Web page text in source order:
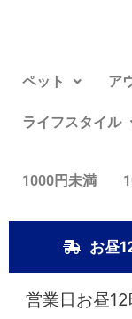
ペット ア
ライフスタイル
1000円未満
お昼
営業日お昼